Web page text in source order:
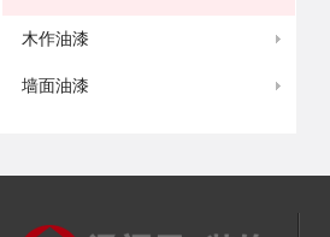
木作油漆
墙面油漆